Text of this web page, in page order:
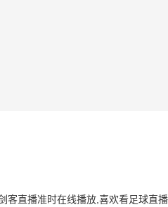
直播准时在线播放,喜欢看足球直